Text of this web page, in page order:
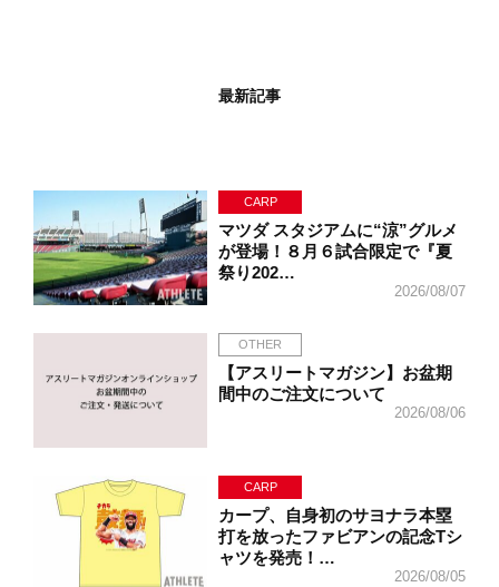
最新記事
CARP
マツダ スタジアムに“涼”グルメ
が登場！８月６試合限定で『夏
祭り202…
2026/08/07
OTHER
【アスリートマガジン】お盆期
間中のご注文について
2026/08/06
CARP
カープ、自身初のサヨナラ本塁
打を放ったファビアンの記念Tシ
ャツを発売！…
2026/08/05